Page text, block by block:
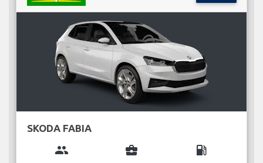
SKODA FABIA
group business_center local_gas_station